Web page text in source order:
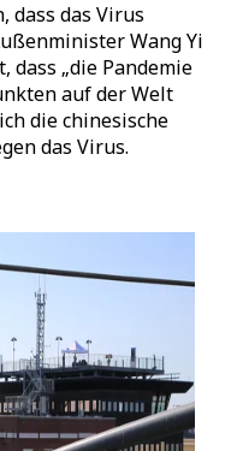
dass das Virus
Wang Yi
„die Pandemie
auf der Welt
die chinesische
das Virus.